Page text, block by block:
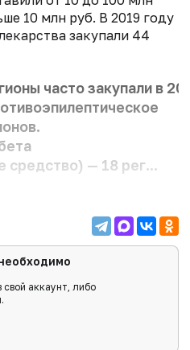
10 млн руб. В 2019 году
закупали 44
часто закупали в
средство) — 18 рег...
аккаунт, либо